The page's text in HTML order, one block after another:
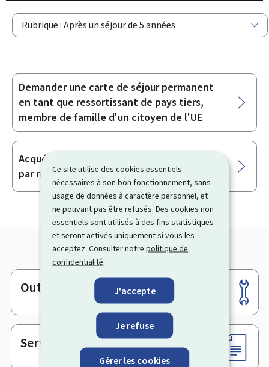
Ce site utilise des cookies essentiels
nécessaires à son bon fonctionnement, sans
usage de données à caractère personnel, et
ne pouvant pas être refusés. Des cookies non
essentiels sont utilisés à des fins statistiques
et seront activés uniquement si vous les
acceptez. Consulter notrepolitique de
confidentialité.
J'accepte
Je refuse
Gérer les cookies
Rubrique : Après un séjour de 5 années
Sous-
rubriques
Demander une carte de séjour permanent
en tant que ressortissant de pays tiers,
membre de famille d'un citoyen de l'UE
Acquérir la nationalité luxembourgeoise
par naturalisation
Pied
de
page
Outils
Services en ligne & Formulaires